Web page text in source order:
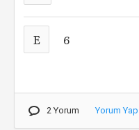
E 6
2 Yorum Yorum Yap